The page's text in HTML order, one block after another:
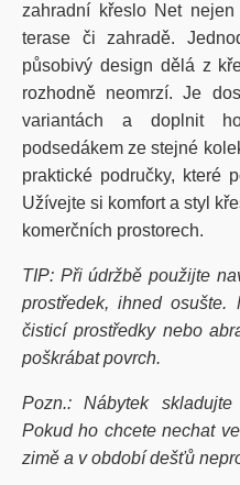
zahradní křeslo Net
terase či zahradě.
působivý design dělá z
rozhodně neomrzí. Je
variantách a doplnit
podsedákem ze stejné
praktické područky, které
Užívejte si komfort a styl
komerčních prostorech.
TIP: Při údržbě použijte
prostředek, ihned osušte.
čisticí prostředky nebo
poškrábat povrch.
Pozn.: Nábytek
Pokud ho chcete nechat
zimě a v období dešťů